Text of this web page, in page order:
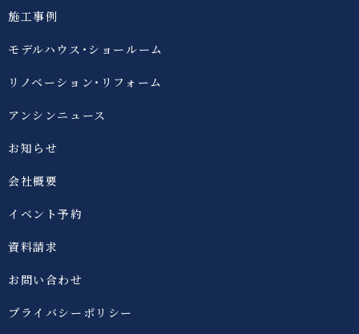
施工事例
モデルハウス・ショールーム
リノベーション・リフォーム
アンシンニュース
お知らせ
会社概要
イベント予約
資料請求
お問い合わせ
プライバシーポリシー